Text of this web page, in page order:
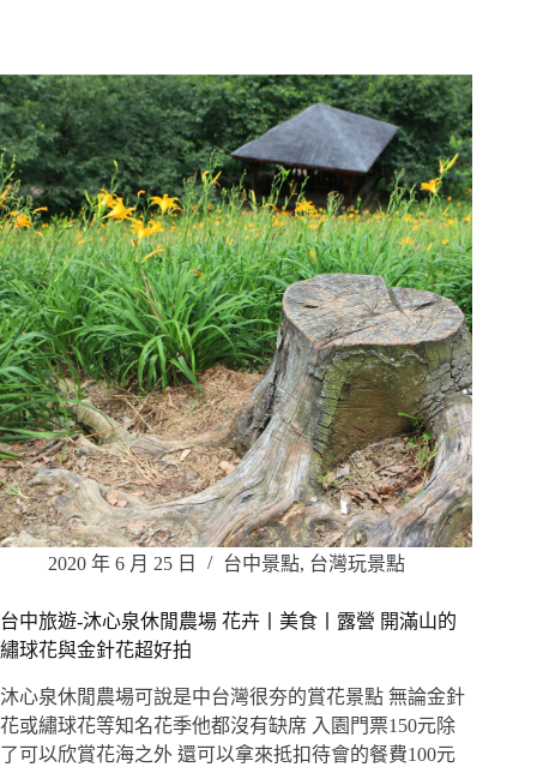
2020 年 6 月 25 日 台中景點, 台灣玩景點
台中旅遊-沐心泉休閒農場 花卉丨美食丨露營 開滿山的
繡球花與金針花超好拍
沐心泉休閒農場可說是中台灣很夯的賞花景點 無論金針
花或繡球花等知名花季他都沒有缺席 入園門票150元除
了可以欣賞花海之外 還可以拿來抵扣待會的餐費100元